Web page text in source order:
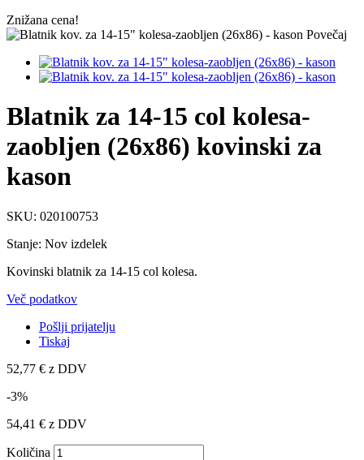
Znižana cena!
Povečaj
Blatnik za 14-15 col kolesa-
zaobljen (26x86) kovinski za
kason
SKU: 020100753
Stanje: Nov izdelek
Kovinski blatnik za 14-15 col kolesa.
Več podatkov
Pošlji prijatelju
Tiskaj
52,77 € z DDV
-3%
54,41 € z DDV
Količina